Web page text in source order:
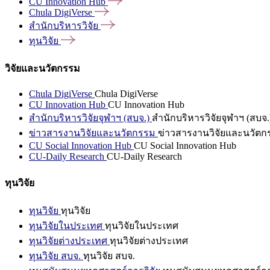
Chula DigiVerse
สำนักบริหารวิจัย
ทุนวิจัย
วิจัยและนวัตกรรม
Chula DigiVerse Chula DigiVerse
CU Innovation Hub CU Innovation Hub
สำนักบริหารวิจัยจุฬาฯ (สบจ.) สำนักบริหารวิจัยจุฬาฯ (สบจ
ข่าวสารงานวิจัยและนวัตกรรม ข่าวสารงานวิจัยและนวัตก
CU Social Innovation Hub CU Social Innovation Hub
CU-Daily Research CU-Daily Research
ทุนวิจัย
ทุนวิจัย ทุนวิจัย
ทุนวิจัยในประเทศ ทุนวิจัยในประเทศ
ทุนวิจัยต่างประเทศ ทุนวิจัยต่างประเทศ
ทุนวิจัย สบจ. ทุนวิจัย สบจ.